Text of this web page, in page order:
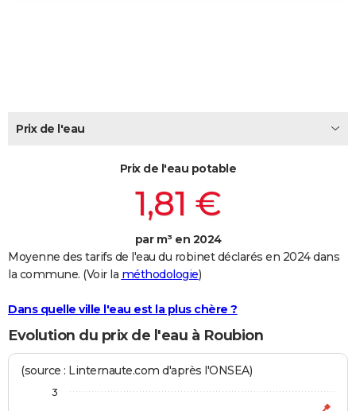
FORUM
Bricolage
Lifestyle
Culture
Sport
Auto
Television
Voyage
Cinema
Prix de l'eau
Prix de l'eau potable
1,81 €
par m³ en 2024
Moyenne des tarifs de l'eau du robinet déclarés en 2024 dans
la commune. (Voir la méthodologie)
Dans quelle ville l'eau est la plus chère ?
Evolution du prix de l'eau à Roubion
(source : Linternaute.com d'après l'ONSEA)
3